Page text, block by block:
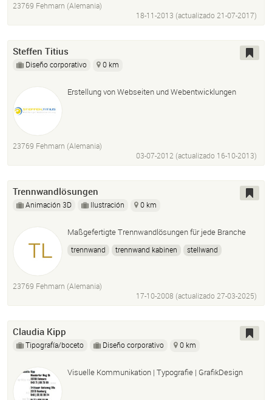
23769 Fehmarn (Alemania)
18-11-2013 (actualizado 21-07-2017)
Steffen Titius
Diseño corporativo 0 km
Erstellung von Webseiten und Webentwicklungen
23769 Fehmarn (Alemania)
03-07-2012 (actualizado 16-10-2013)
Trennwandlösungen
Animación 3D Ilustración 0 km
Maßgefertigte Trennwandlösungen für jede Branche
trennwand trennwand kabinen
stellwand
23769 Fehmarn (Alemania)
17-10-2008 (actualizado 27-03-2025)
Claudia Kipp
Tipografía/boceto Diseño corporativo 0 km
Visuelle Kommunikation | Typografie | GrafikDesign